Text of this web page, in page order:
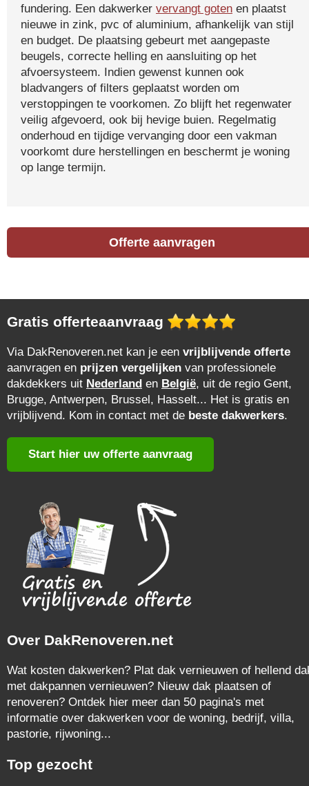
fundering. Een dakwerker vervangt goten en plaatst
nieuwe in zink, pvc of aluminium, afhankelijk van stijl
en budget. De plaatsing gebeurt met aangepaste
beugels, correcte helling en aansluiting op het
afvoersysteem. Indien gewenst kunnen ook
bladvangers of filters geplaatst worden om
verstoppingen te voorkomen. Zo blijft het regenwater
veilig afgevoerd, ook bij hevige buien. Regelmatig
onderhoud en tijdige vervanging door een vakman
voorkomt dure herstellingen en beschermt je woning
op lange termijn.
Offerte aanvragen
Gratis offerteaanvraag
Via DakRenoveren.net kan je een vrijblijvende offerte
aanvragen en prijzen vergelijken van professionele
dakdekkers uit Nederland en België, uit de regio Gent,
Brugge, Antwerpen, Brussel, Hasselt... Het is gratis en
vrijblijvend. Kom in contact met de beste dakwerkers.
Start hier uw offerte aanvraag
Over DakRenoveren.net
Wat kosten dakwerken? Plat dak vernieuwen of hellend
met dakpannen vernieuwen? Nieuw dak plaatsen of
renoveren? Ontdek hier meer dan 50 pagina's met
informatie over dakwerken voor de woning, bedrijf, villa,
pastorie, rijwoning...
Top gezocht